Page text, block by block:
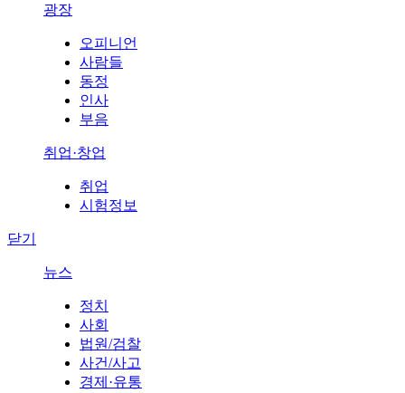
광장
오피니언
사람들
동정
인사
부음
취업·창업
취업
시험정보
닫기
뉴스
정치
사회
법원/검찰
사건/사고
경제·유통